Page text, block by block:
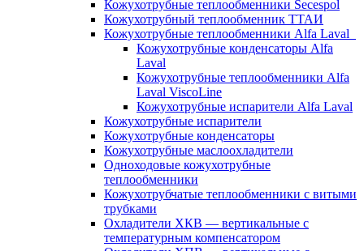
Кожухотрубные теплообменники Secespol
Кожухотрубный теплообменник ТТАИ
Кожухотрубные теплообменники Alfa Laval
Кожухотрубные конденсаторы Alfa
Laval
Кожухотрубные теплообменники Alfa
Laval ViscoLine
Кожухотрубные испарители Alfa Laval
Кожухотрубные испарители
Кожухотрубные конденсаторы
Кожухотрубные маслоохладители
Одноходовые кожухотрубные
теплообменники
Кожухотрубчатые теплообменники с витыми
трубками
Охладители ХКВ — вертикальные с
температурным компенсатором